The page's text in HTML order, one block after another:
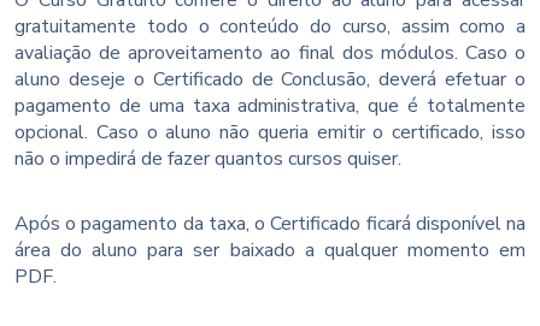
gratuitamente todo o conteúdo do curso, assim como a
avaliação de aproveitamento ao final dos módulos. Caso o
aluno deseje o Certificado de Conclusão, deverá efetuar o
pagamento de uma taxa administrativa, que é totalmente
opcional. Caso o aluno não queria emitir o certificado, isso
não o impedirá de fazer quantos cursos quiser.
Após o pagamento da taxa, o Certificado ficará disponível na
área do aluno para ser baixado a qualquer momento em
PDF.